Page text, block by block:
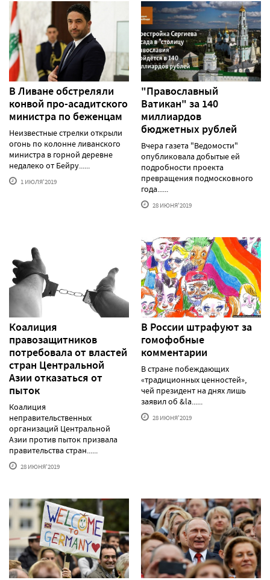
В Ливане обстреляли
конвой про-асадитского
министра по беженцам
Неизвестные стрелки открыли
огонь по колонне ливанского
министра в горной деревне
недалеко от Бейру......
1 ИЮЛЯ'2019
"Православный
Ватикан" за 140
миллиардов
бюджетных рублей
Вчера газета "Ведомости"
опубликовала добытые ей
подробности проекта
превращения подмосковного
года......
28 ИЮНЯ'2019
Коалиция
правозащитников
потребовала от властей
стран Центральной
Азии отказаться от
пыток
Коалиция
неправительственных
организаций Центральной
Азии против пыток призвала
правительства стран......
28 ИЮНЯ'2019
В России штрафуют за
гомофобные
комментарии
В стране побеждающих
«традиционных ценностей»,
чей президент на днях лишь
заявил об &la......
28 ИЮНЯ'2019